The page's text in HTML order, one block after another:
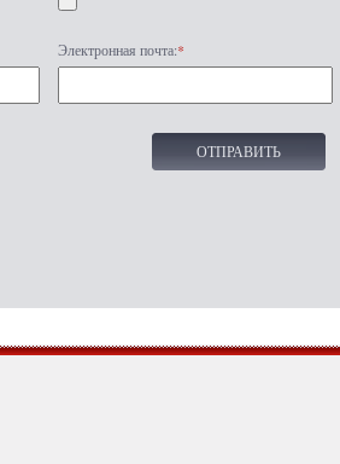
Электронная почта:*